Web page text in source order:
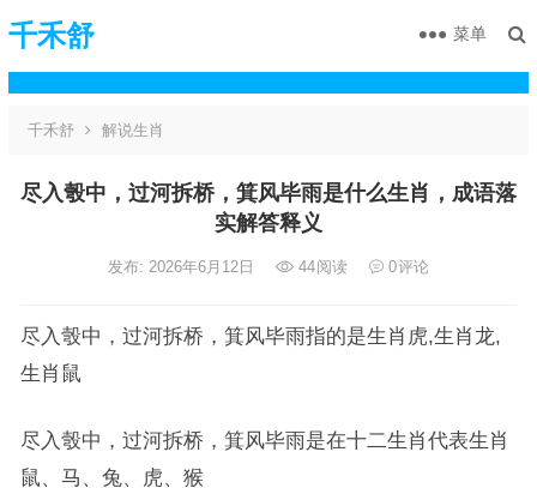
千禾舒 菜单
千禾舒 解说生肖
尽入彀中，过河拆桥，箕风毕雨是什么生肖，成语落
实解答释义
发布: 2026年6月12日 44阅读 0评论
尽入彀中，过河拆桥，箕风毕雨指的是生肖虎,生肖龙,
生肖鼠
尽入彀中，过河拆桥，箕风毕雨是在十二生肖代表生肖
鼠、马、兔、虎、猴